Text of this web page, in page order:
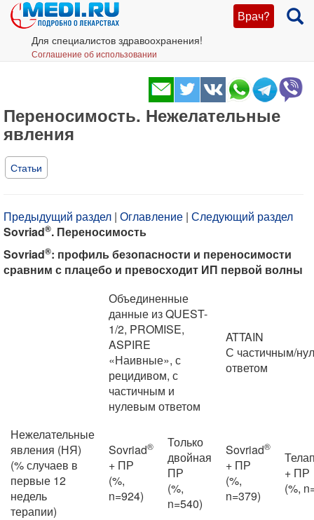
Врач?
Для специалистов здравоохранения!
Соглашение об использовании
Переносимость. Нежелательные
явления
Статьи
Предыдущий раздел | Оглавление | Следующий раздел
Sovriad®. Переносимость
Sovriad®: профиль безопасности и переносимости
сравним с плацебо и превосходит ИП первой волны
Объединенные
данные из QUEST-
1/2, PROMISE,
ASPIRE
«Наивные», с
рецидивом, с
частичным и
нулевым ответом
ATTAIN
С частичным/
ответом
Нежелательные
явления (НЯ)
(% случаев в
первые 12
недель
терапии)
Sovriad®
+ ПР
(%,
n=924)
Только
двойная
ПР
(%,
n=540)
Sovriad®
+ ПР
(%,
n=379)
+ ПР
(%,